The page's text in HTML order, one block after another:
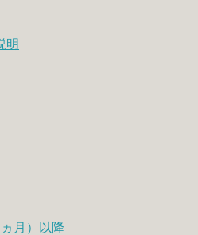
明
月）以降